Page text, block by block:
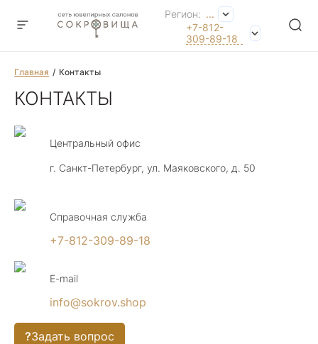
Регион: ...
+7-812-
309-89-18
Главная Контакты
КОНТАКТЫ
Центральный офис
г. Санкт-Петербург, ул. Маяковского, д. 50
Справочная служба
+7-812-309-89-18
E-mail
info@sokrov.shop
?Задать вопрос